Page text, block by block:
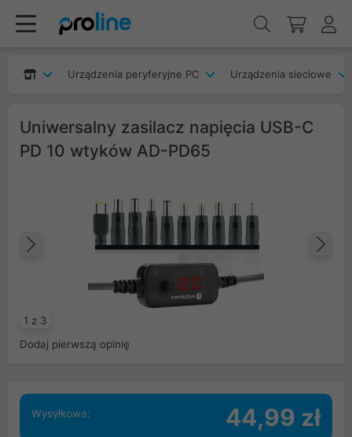
Urządzenia peryferyjne PC Urządzenia sieciowe
Uniwersalny zasilacz napięcia USB-C
PD 10 wtyków AD-PD65
1 z 3
Poprzedni
Dodaj pierwszą opinię
Wysyłkowa: 44,99 zł